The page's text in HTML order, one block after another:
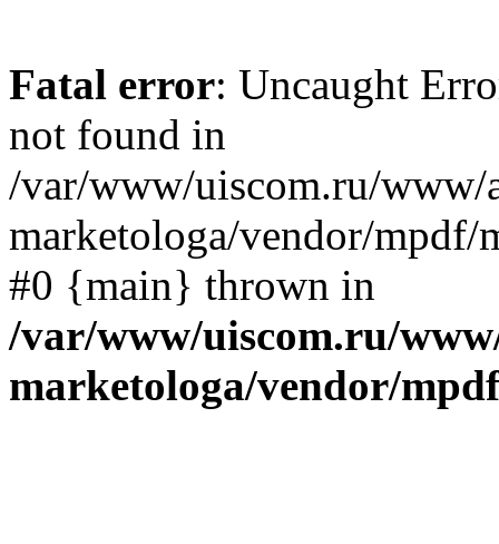
Fatal error: Uncaught
not found in
/var/www/uiscom.ru/www/
marketologa/vendor/mpdf/
#0 {main} thrown in
/var/www/uiscom.ru/
marketologa/vendor/